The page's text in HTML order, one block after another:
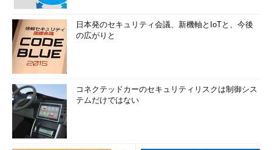
日本発のセキュリティ会議、新機軸とIoTと、今後
の広がりと
コネクテッドカーのセキュリティリスクは制御シス
テムだけではない